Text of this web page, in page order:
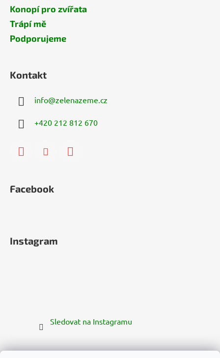
Konopí pro zvířata
Trápí mě
Podporujeme
Kontakt
info@zelenazeme.cz
+420 212 812 670
Facebook
Instagram
Sledovat na Instagramu